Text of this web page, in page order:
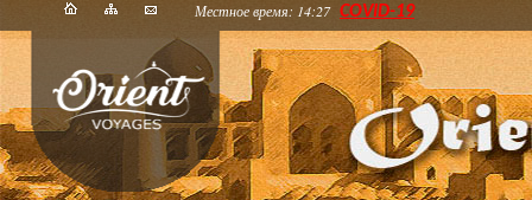
Местное время: 14:27 COVID-19